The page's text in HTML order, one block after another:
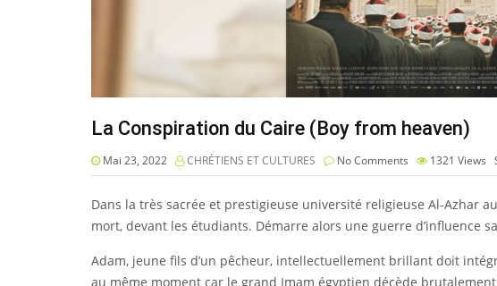
La Conspiration du Caire (Boy from heaven)
Mai 23, 2022 CHRÉTIENS ET CULTURES No Comments 1321 Views
Dans la très sacrée et prestigieuse université religieuse Al-Azhar
mort, devant les étudiants. Démarre alors une guerre d’influence
Adam, jeune fils d’un pêcheur, intellectuellement brillant doit
au même moment car le grand Imam égyptien décède